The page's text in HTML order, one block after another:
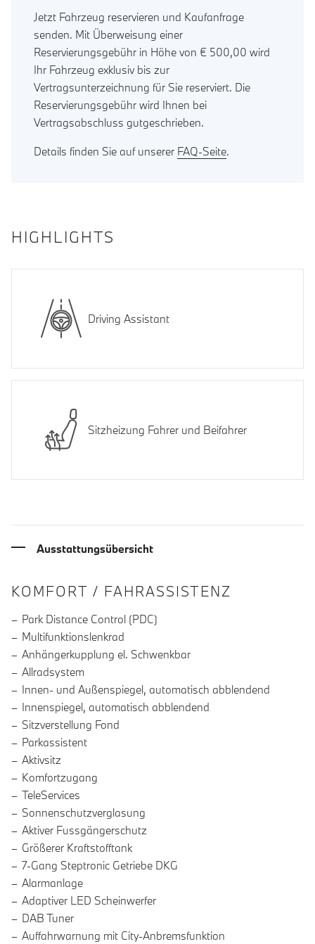
Jetzt Fahrzeug reservieren und Kaufanfrage
senden. Mit Überweisung einer
Reservierungsgebühr in Höhe von € 500,00 wird
Ihr Fahrzeug exklusiv bis zur
Vertragsunterzeichnung für Sie reserviert. Die
Reservierungsgebühr wird Ihnen bei
Vertragsabschluss gutgeschrieben.
Details finden Sie auf unserer FAQ-Seite.
HIGHLIGHTS
Driving Assistant
Sitzheizung Fahrer und Beifahrer
Ausstattungsübersicht
INFORMATIONEN ÜBER DIE
KOMFORT / FAHRASSISTENZ
Park Distance Control (PDC)
Multifunktionslenkrad
Anhängerkupplung el. Schwenkbar
Allradsystem
Innen- und Außenspiegel, automatisch abblendend
Innenspiegel, automatisch abblendend
Sitzverstellung Fond
Parkassistent
Aktivsitz
Komfortzugang
TeleServices
Sonnenschutzverglasung
Aktiver Fussgängerschutz
Größerer Kraftstofftank
7-Gang Steptronic Getriebe DKG
Alarmanlage
Adaptiver LED Scheinwerfer
DAB Tuner
Auffahrwarnung mit City-Anbremsfunktion